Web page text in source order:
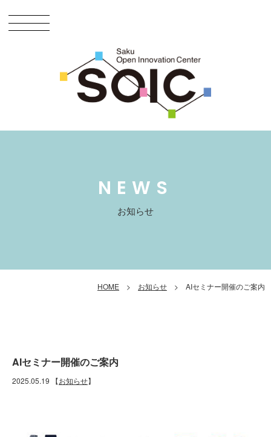
NEWS
お知らせ
HOME > お知らせ > AIセミナー開催のご案内
AIセミナー開催のご案内
2025.05.19 【お知らせ】